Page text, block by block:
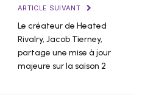
ARTICLE SUIVANT
Le créateur de Heated
Rivalry, Jacob Tierney,
partage une mise à jour
majeure sur la saison 2